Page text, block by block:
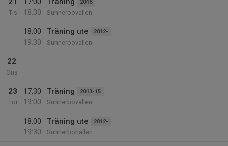
Tis
18:30
2016
Sunnerbovallen
18:00
19:30
Träning ute 2012-
Sunnerbovallen
22
Ons
23
Tor
17:30
19:00
Träning 2013-15
Sunnerbovallen
18:00
19:30
Träning ute 2012-
Sunnerbohallen